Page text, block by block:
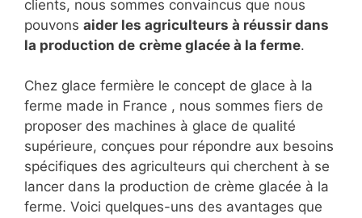
clients, nous sommes convaincus que nous
pouvons aider les agriculteurs à réussir dans
la production de crème glacée à la ferme.
Chez glace fermière le concept de glace à la
ferme made in France , nous sommes fiers de
proposer des machines à glace de qualité
supérieure, conçues pour répondre aux besoins
spécifiques des agriculteurs qui cherchent à se
lancer dans la production de crème glacée à la
ferme. Voici quelques-uns des avantages que